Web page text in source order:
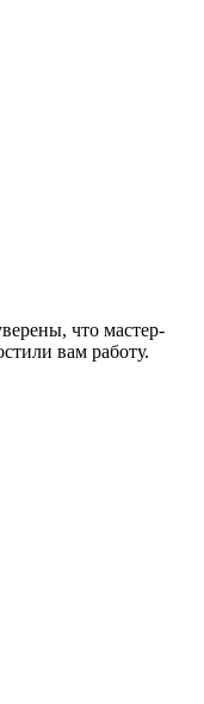
что мастер-
вам работу.